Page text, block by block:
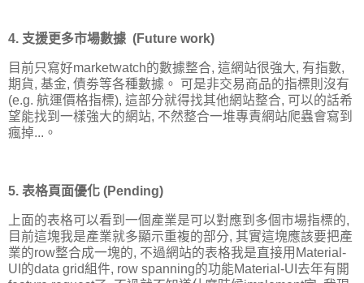
4. 支援更多市場數據 (Future work)
目前只寫好marketwatch的數據整合, 這網站很強大, 有指數,
期貨, 基金, 債劵等各種數據。 可是非交易商品的指標則沒有
(e.g. 航運價格指標), 這部分就得找其他網站整合, 可以的話希
望能找到一樣強大的網站, 不然整合一堆專責網站爬蟲會寫到
瘋掉...。
5. 表格頁面優化 (Pending)
上面的表格可以看到一個產業是可以對應到多個市場指標的,
目前這塊我是產業就多顯示重複的部分, 其實這塊應該要把產
業的row整合成一塊的, 不過網站的表格我是直接用Material-
UI的data grid組件, row spanning的功能Material-UI去年有開